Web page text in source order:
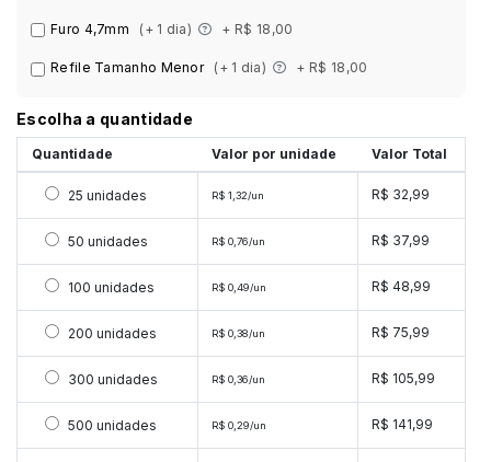
Furo 4,7mm (+ 1 dia) + R$ 18,00
Refile Tamanho Menor (+ 1 dia) + R$ 18,00
Escolha a quantidade
Quantidade Valor por unidade Valor Total
Selecionar 25 unidades
25 unidades R$ 1,32/un R$ 32,99
Selecionar 50 unidades
50 unidades R$ 0,76/un R$ 37,99
Selecionar 100 unidades
100 unidades R$ 0,49/un R$ 48,99
Selecionar 200 unidades
200 unidades R$ 0,38/un R$ 75,99
Selecionar 300 unidades
300 unidades R$ 0,36/un R$ 105,99
Selecionar 500 unidades
500 unidades R$ 0,29/un R$ 141,99